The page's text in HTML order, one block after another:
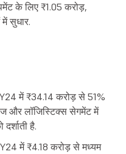
के लिए ₹1.05 करोड़,
सुधार.
में ₹34.14 करोड़ से 51%
और लॉजिस्टिक्स सेगमेंट में
है.
में ₹4.18 करोड़ से मध्यम